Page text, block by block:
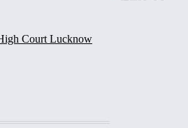
Court Lucknow